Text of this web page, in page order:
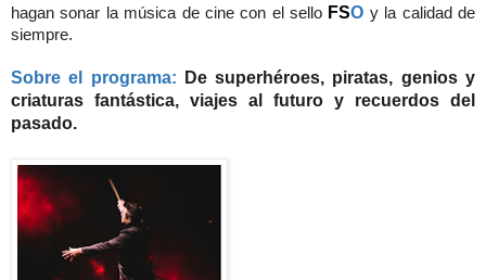
hagan sonar la música de cine con el sello FSO y la calidad de
siempre.
Sobre el programa:
De superhéroes, piratas, genios y
criaturas fantástica, viajes al futuro y recuerdos del
pasado.